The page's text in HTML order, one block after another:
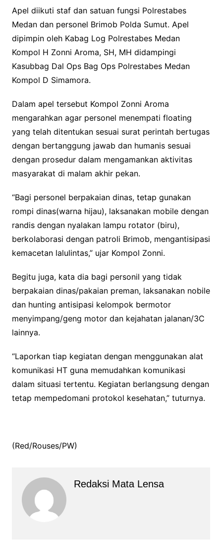
k
r
p
p
Apel diikuti staf dan satuan fungsi Polrestabes
Medan dan personel Brimob Polda Sumut. Apel
dipimpin oleh Kabag Log Polrestabes Medan
Kompol H Zonni Aroma, SH, MH didampingi
Kasubbag Dal Ops Bag Ops Polrestabes Medan
Kompol D Simamora.
Dalam apel tersebut Kompol Zonni Aroma
mengarahkan agar personel menempati floating
yang telah ditentukan sesuai surat perintah bertugas
dengan bertanggung jawab dan humanis sesuai
dengan prosedur dalam mengamankan aktivitas
masyarakat di malam akhir pekan.
“Bagi personel berpakaian dinas, tetap gunakan
rompi dinas(warna hijau), laksanakan mobile dengan
randis dengan nyalakan lampu rotator (biru),
berkolaborasi dengan patroli Brimob, mengantisipasi
kemacetan lalulintas,” ujar Kompol Zonni.
Begitu juga, kata dia bagi personil yang tidak
berpakaian dinas/pakaian preman, laksanakan nobile
dan hunting antisipasi kelompok bermotor
menyimpang/geng motor dan kejahatan jalanan/3C
lainnya.
“Laporkan tiap kegiatan dengan menggunakan alat
komunikasi HT guna memudahkan komunikasi
dalam situasi tertentu. Kegiatan berlangsung dengan
tetap mempedomani protokol kesehatan,” tuturnya.
(Red/Rouses/PW)
Redaksi Mata Lensa